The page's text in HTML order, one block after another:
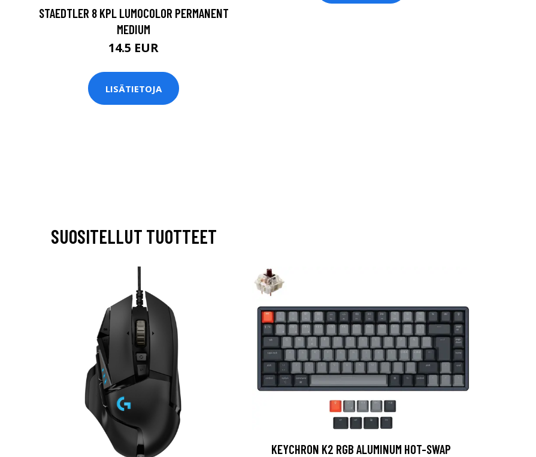
STAEDTLER 8 KPL LUMOCOLOR PERMANENT
MEDIUM
14.5 EUR
LISÄTIETOJA
SUOSITELLUT TUOTTEET
KEYCHRON K2 RGB ALUMINUM HOT-SWAP